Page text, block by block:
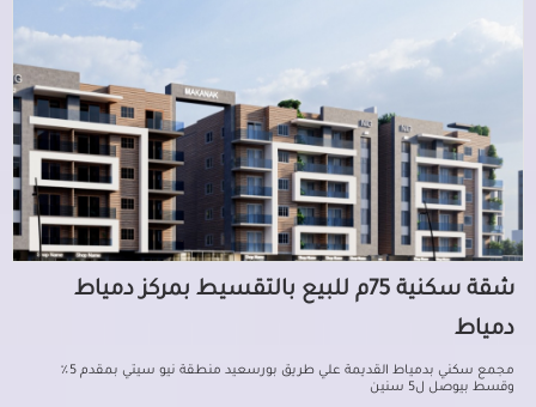
شقة سكنية 75م للبيع بالتقسيط بمركز دمياط
دمياط
مجمع سكني بدمياط القديمة علي طريق بورسعيد منطقة نيو سيتي بمقدم 5٪
وقسط بيوصل ل5 سنين